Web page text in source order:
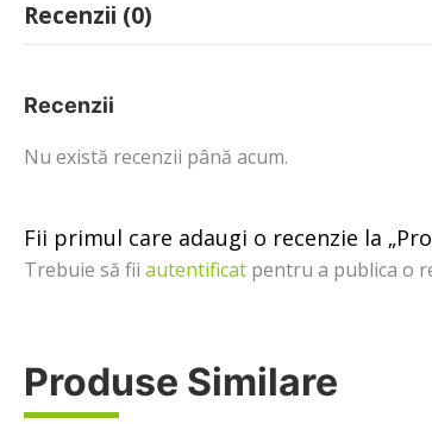
Recenzii (0)
Recenzii
Nu există recenzii până acum.
Fii primul care adaugi o recenzie la
Trebuie să fii autentificat pentru a publica o
Produse Similare